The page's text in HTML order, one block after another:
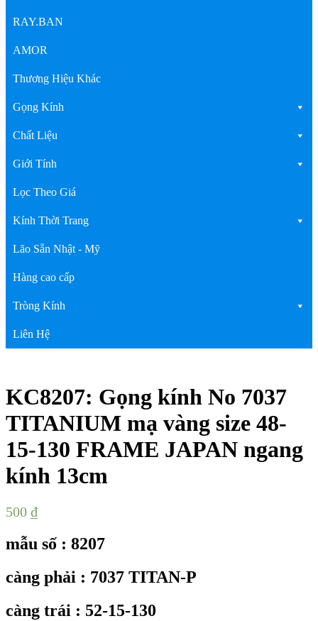
RAY.BAN
AMOR
Thương Hiệu Khác
Gọng Kính
Chất Liệu
Giới Tính
Lọc Theo Giá
Kính Thời Trang
Lão Sẵn Nhật - Mỹ
Hàng cao cấp
Tròng Kính
Liên Hệ
KC8207: Gọng kính No 7037
TITANIUM mạ vàng size 48-
15-130 FRAME JAPAN ngang
kính 13cm
500 ₫
mẫu số : 8207
càng phải : 7037 TITAN-P
càng trái : 52-15-130